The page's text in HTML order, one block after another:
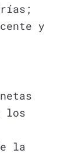
y
los
la